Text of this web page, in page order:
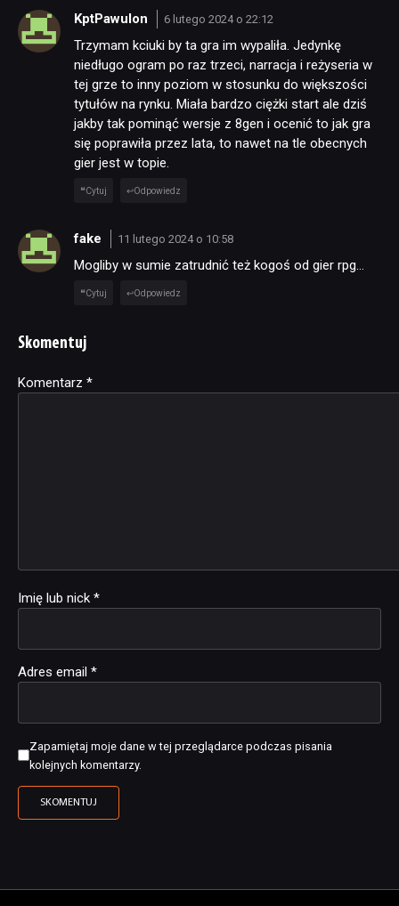
KptPawulon 6 lutego 2024 o 22:12
Trzymam kciuki by ta gra im wypaliła. Jedynkę
niedługo ogram po raz trzeci, narracja i reżyseria w
tej grze to inny poziom w stosunku do większości
tytułów na rynku. Miała bardzo ciężki start ale dziś
jakby tak pominąć wersje z 8gen i ocenić to jak gra
się poprawiła przez lata, to nawet na tle obecnych
gier jest w topie.
Cytuj Odpowiedz
fake 11 lutego 2024 o 10:58
Mogliby w sumie zatrudnić też kogoś od gier rpg…
Cytuj Odpowiedz
Skomentuj
Komentarz *
Imię lub nick *
Adres email *
Zapamiętaj moje dane w tej przeglądarce podczas pisania
kolejnych komentarzy.
Alternative: